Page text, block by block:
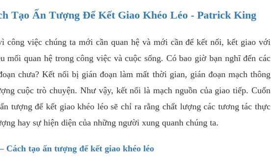
Tạo Ấn Tượng Để Kết Giao Khéo Léo - Patrick King
công việc chúng ta mới cần quan hệ và mới cần để kết nối, kết giao với
mối quan hệ trong công việc và cuộc sống. Có bao giờ bạn nghĩ đến các
chưa? Kết nối bị gián đoạn làm mất thời gian, gián đoạn mạch thông
cuộc trò chuyện. Như vậy, kết nối là mạch nguồn của giao tiếp. Cuốn
tượng để kết giao khéo léo sẽ chỉ ra rằng chất lượng các tương tác thực
hay sự hiện diện của những người xung quanh chúng ta.
Cách tạo ấn tượng để kết giao khéo léo